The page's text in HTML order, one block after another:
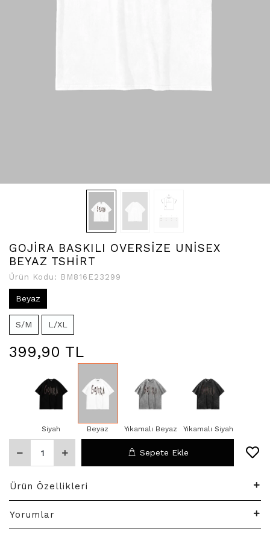
GOJİRA BASKILI OVERSİZE UNİSEX
BEYAZ TSHİRT
Ürün Kodu: BM816E23299
Beyaz
S/M L/XL
399,90 TL
Siyah Beyaz Yıkamalı Beyaz Yıkamalı Siyah
Sepete Ekle
Ürün Özellikleri
Yorumlar